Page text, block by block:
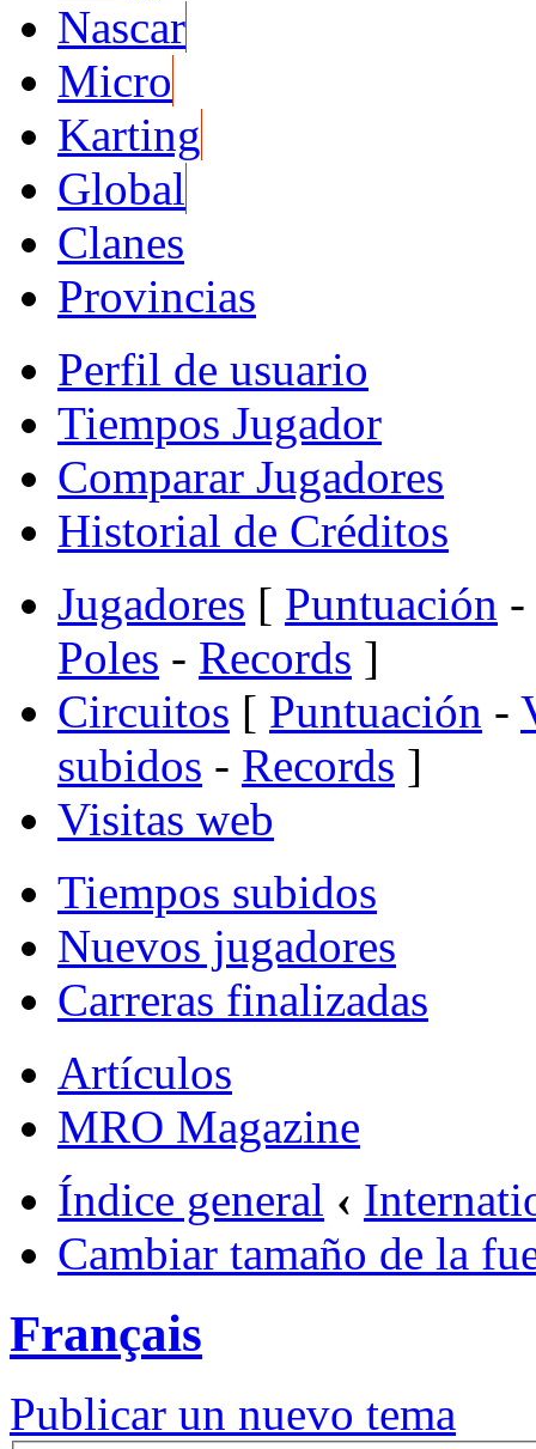
Nascar
Micro
Karting
Global
Clanes
Provincias
Perfil de usuario
Tiempos Jugador
Comparar Jugadores
Historial de Créditos
Jugadores [ Puntuación -
Poles - Records ]
Circuitos [ Puntuación -
subidos - Records ]
Visitas web
Tiempos subidos
Nuevos jugadores
Carreras finalizadas
Artículos
MRO Magazine
Índice general ‹
Cambiar tamaño de la
Français
Publicar un nuevo tema